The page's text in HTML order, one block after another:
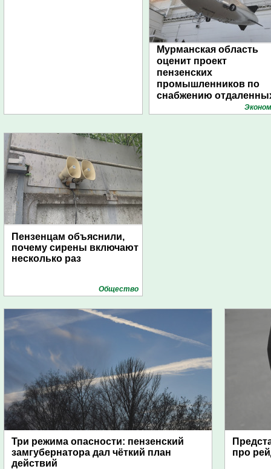
Мурманская область
оценит проект
пензенских
промышленников по
снабжению
поселений с помощью
Пензенцам объяснили,
почему сирены включают
несколько раз
Общество
Три режима опасности: пензенский
замгубернатора дал чёткий план
действий
про